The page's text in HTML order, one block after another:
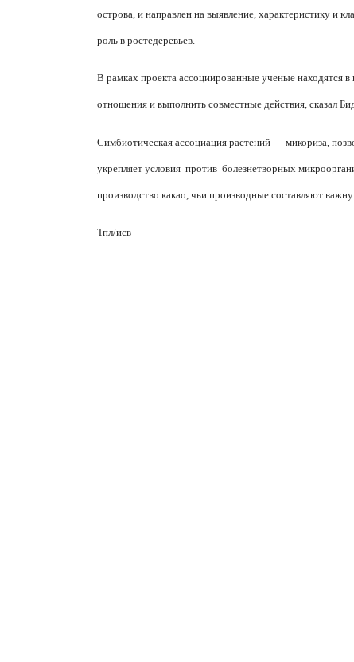
острова, и направлен на выявление, характеристику и
роль в ростедеревьев.
В рамках проекта ассоциированные ученые находятся
отношения и выполнить совместные действия, сказал
Симбиотическая ассоциация растений — микориза,
укрепляет условия против болезнетворных
производство какао, чьи производные составляют
Тпл/исв